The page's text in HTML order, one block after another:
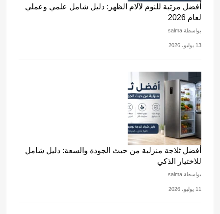
أفضل مرتبة للنوم لآلام الظهر: دليل شامل علمي وعملي
لعام 2026
بواسطة salma
13 يوليو، 2026
أفضل ثلاجة منزلية من حيث الجودة والسعة: دليل شامل
للاختيار الذكي
بواسطة salma
11 يوليو، 2026